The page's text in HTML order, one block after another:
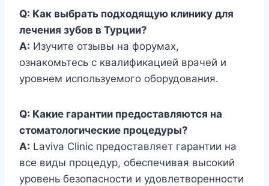
Q: Как выбрать подходящую клинику для
лечения зубов в Турции?
A: Изучите отзывы на форумах,
ознакомьтесь с квалификацией врачей и
уровнем используемого оборудования.
Q: Какие гарантии предоставляются на
стоматологические процедуры?
A: Laviva Clinic предоставляет гарантии на
все виды процедур, обеспечивая высокий
уровень безопасности и удовлетворенности